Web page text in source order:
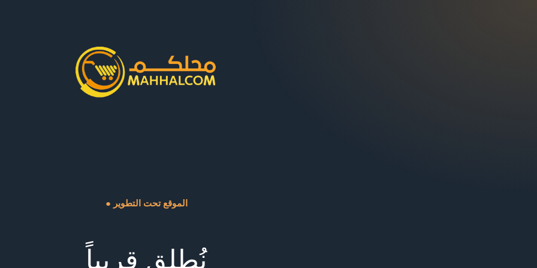
● الموقع تحت التطوير
نُطلق قريباً